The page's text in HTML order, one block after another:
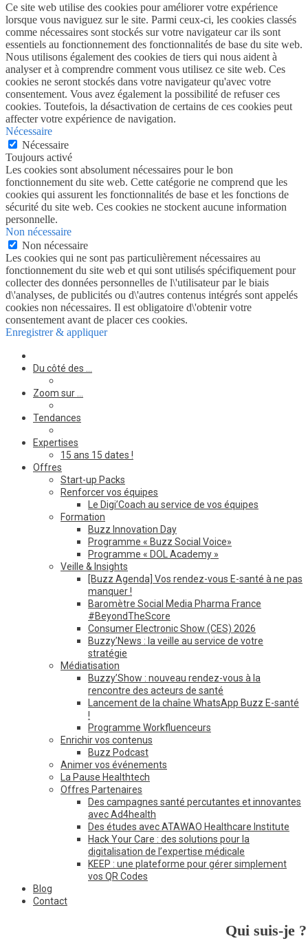
Ce site web utilise des cookies pour améliorer votre expérience
lorsque vous naviguez sur le site. Parmi ceux-ci, les cookies classés
comme nécessaires sont stockés sur votre navigateur car ils sont
essentiels au fonctionnement des fonctionnalités de base du site web.
Nous utilisons également des cookies de tiers qui nous aident à
analyser et à comprendre comment vous utilisez ce site web. Ces
cookies ne seront stockés dans votre navigateur qu'avec votre
consentement. Vous avez également la possibilité de refuser ces
cookies. Toutefois, la désactivation de certains de ces cookies peut
affecter votre expérience de navigation.
Nécessaire
Nécessaire
Toujours activé
Les cookies sont absolument nécessaires pour le bon
fonctionnement du site web. Cette catégorie ne comprend que les
cookies qui assurent les fonctionnalités de base et les fonctions de
sécurité du site web. Ces cookies ne stockent aucune information
personnelle.
Non nécessaire
Non nécessaire
Les cookies qui ne sont pas particulièrement nécessaires au
fonctionnement du site web et qui sont utilisés spécifiquement pour
collecter des données personnelles de l\'utilisateur par le biais
d\'analyses, de publicités ou d\'autres contenus intégrés sont appelés
cookies non nécessaires. Il est obligatoire d\'obtenir votre
consentement avant de placer ces cookies.
Enregistrer & appliquer
Du côté des …
Zoom sur …
Tendances
Expertises
15 ans 15 dates !
Offres
Start-up Packs
Renforcer vos équipes
Le Digi’Coach au service de vos équipes
Formation
Buzz Innovation Day
Programme « Buzz Social Voice»
Programme « DOL Academy »
Veille & Insights
[Buzz Agenda] Vos rendez-vous E-santé à ne pas
manquer !
Baromètre Social Media Pharma France
#BeyondTheScore
Consumer Electronic Show (CES) 2026
Buzzy’News : la veille au service de votre
stratégie
Médiatisation
Buzzy’Show : nouveau rendez-vous à la
rencontre des acteurs de santé
Lancement de la chaîne WhatsApp Buzz E-santé
!
Programme Workfluenceurs
Enrichir vos contenus
Buzz Podcast
Animer vos événements
La Pause Healthtech
Offres Partenaires
Des campagnes santé percutantes et innovantes
avec Ad4health
Des études avec ATAWAO Healthcare Institute
Hack Your Care : des solutions pour la
digitalisation de l’expertise médicale
KEEP : une plateforme pour gérer simplement
vos QR Codes
Blog
Contact
Qui suis-je ?